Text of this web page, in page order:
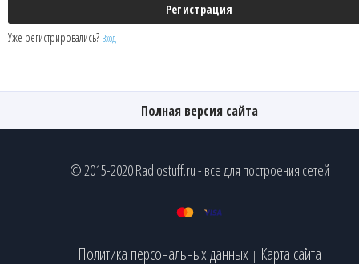
Уже регистрировались? Вход
Полная версия сайта
© 2015-2020 Radiostuff.ru - все для построения сетей
Политика персональных данных | Карта сайта